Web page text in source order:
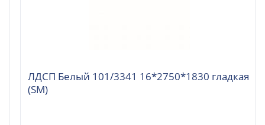
ЛДСП Белый 101/3341 16*2750*1830 гладкая
(SM)